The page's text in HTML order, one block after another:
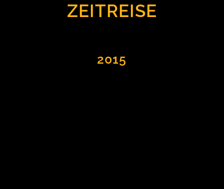
ZEITREISE
2015